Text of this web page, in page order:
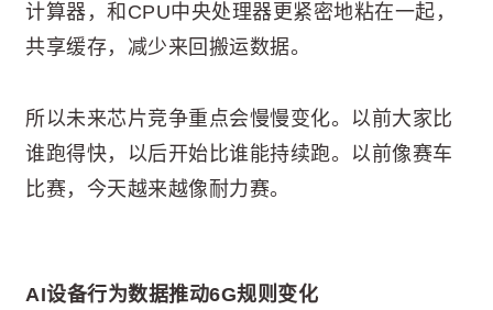
计算器，和CPU中央处理器更紧密地粘在一起，
共享缓存，减少来回搬运数据。
所以未来芯片竞争重点会慢慢变化。以前大家比
谁跑得快，以后开始比谁能持续跑。以前像赛车
比赛，今天越来越像耐力赛。
AI设备行为数据推动6G规则变化